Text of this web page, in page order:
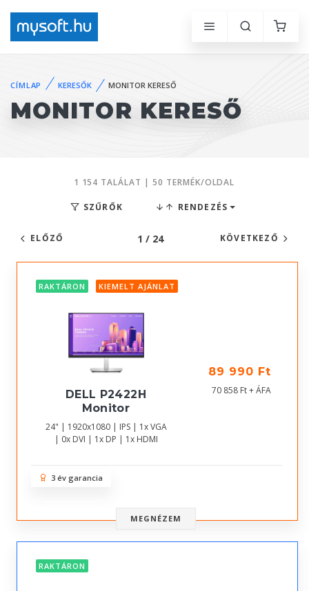
CÍMLAP KERESŐK MONITOR KERESŐ
MONITOR KERESŐ
1 154 TALÁLAT | 50 TERMÉK/OLDAL
SZŰRŐK RENDEZÉS
ELŐZŐ 1 / 24 KÖVETKEZŐ
RAKTÁRON KIEMELT AJÁNLAT
DELL P2422H
Monitor
24" | 1920x1080 | IPS | 1x VGA
| 0x DVI | 1x DP | 1x HDMI
89 990 Ft
70 858 Ft + ÁFA
3 év garancia
MEGNÉZEM
RAKTÁRON